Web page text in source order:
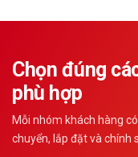
Chọn đúng
phù hợp
Mỗi nhóm khách hàng
chuyển, lắp đặt và chính